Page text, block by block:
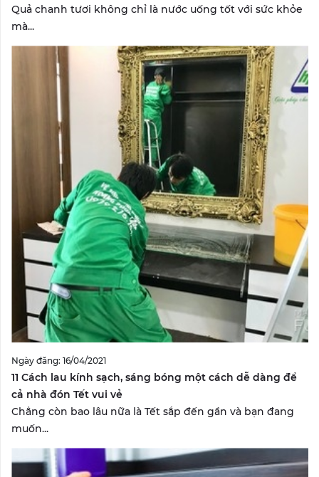
Quả chanh tươi không chỉ là nước uống tốt với sức khỏe
mà...
Ngày đăng: 16/04/2021
11 Cách lau kính sạch, sáng bóng một cách dễ dàng để
cả nhà đón Tết vui vẻ
Chẳng còn bao lâu nữa là Tết sắp đến gần và bạn đang
muốn...